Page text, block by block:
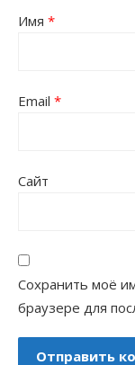
Имя *
Email *
Сайт
Сохранить моё
браузере для